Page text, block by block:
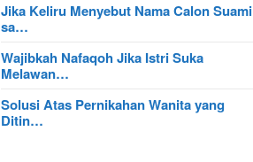
Jika Keliru Menyebut Nama Calon Suami
sa…
Wajibkah Nafaqoh Jika Istri Suka
Melawan…
Solusi Atas Pernikahan Wanita yang
Ditin…